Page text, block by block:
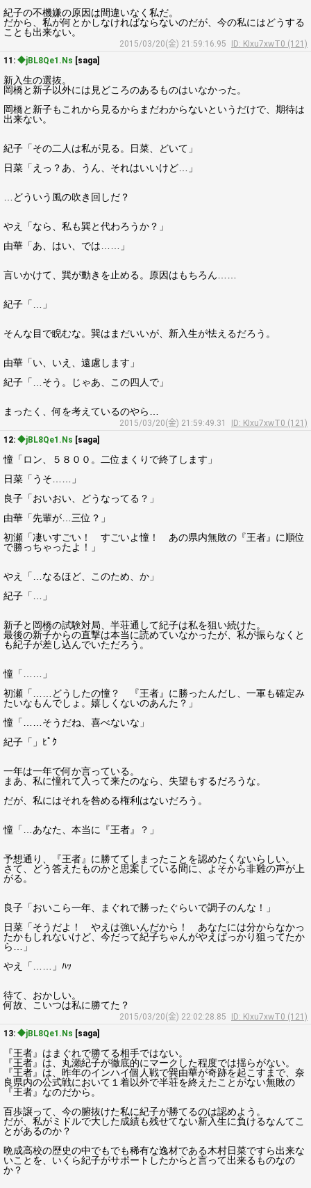
紀子の不機嫌の原因は間違いなく私だ。
だから、私が何とかしなければならないのだが、今の私にはどうする
ことも出来ない。
2015/03/20(金) 21:59:16.95
ID: KIxu7xwT0 (121)
11: ◆jBL8Qe1.Ns [saga]
新入生の選抜。
岡橋と新子以外には見どころのあるものはいなかった。
岡橋と新子もこれから見るからまだわからないというだけで、期待は
出来ない。
紀子「その二人は私が見る。日菜、どいて」
日菜「えっ？あ、うん、それはいいけど…」
…どういう風の吹き回しだ？
やえ「なら、私も巽と代わろうか？」
由華「あ、はい、では……」
言いかけて、巽が動きを止める。原因はもちろん……
紀子「…」
そんな目で睨むな。巽はまだいいが、新入生が怯えるだろう。
由華「い、いえ、遠慮します」
紀子「…そう。じゃあ、この四人で」
まったく、何を考えているのやら…
2015/03/20(金) 21:59:49.31
ID: KIxu7xwT0 (121)
12: ◆jBL8Qe1.Ns [saga]
憧「ロン、５８００。二位まくりで終了します」
日菜「うそ……」
良子「おいおい、どうなってる？」
由華「先輩が…三位？」
初瀬「凄いすごい！ すごいよ憧！ あの県内無敗の『王者』に順位
で勝っちゃったよ！」
やえ「…なるほど、このため、か」
紀子「…」
新子と岡橋の試験対局、半荘通して紀子は私を狙い続けた。
最後の新子からの直撃は本当に読めていなかったが、私が振らなくと
も紀子が差し込んでいただろう。
憧「……」
初瀬「……どうしたの憧？ 『王者』に勝ったんだし、一軍も確定み
たいなもんでしょ。嬉しくないのあんた？」
憧「……そうだね、喜べないな」
紀子「」ﾋﾟｸ
一年は一年で何か言っている。
まあ、私に憧れて入って来たのなら、失望もするだろうな。
だが、私にはそれを咎める権利はないだろう。
憧「…あなた、本当に『王者』？」
予想通り、『王者』に勝ててしまったことを認めたくないらしい。
さて、どう答えたものかと思案している間に、よそから非難の声が上
がる。
良子「おいこら一年、まぐれで勝ったぐらいで調子のんな！」
日菜「そうだよ！ やえは強いんだから！ あなたには分からなかっ
たかもしれないけど、今だって紀子ちゃんがやえばっかり狙ってたか
ら…」
やえ「……」ﾊｯ
待て、おかしい。
何故、こいつは私に勝てた？
2015/03/20(金) 22:02:28.85
ID: KIxu7xwT0 (121)
13: ◆jBL8Qe1.Ns [saga]
『王者』はまぐれで勝てる相手ではない。
『王者』は、丸瀬紀子が徹底的にマークした程度では揺らがない。
『王者』は、昨年のインハイ個人戦で巽由華が奇跡を起こすまで、奈
良県内の公式戦において１着以外で半荘を終えたことがない無敗の
『王者』なのだから。
百歩譲って、今の腑抜けた私に紀子が勝てるのは認めよう。
だが、私がミドルで大した成績も残せてない新入生に負けるなんてこ
とがあるのか？
晩成高校の歴史の中でもでも稀有な逸材である木村日菜ですら出来な
いことを、いくら紀子がサポートしたからと言って出来るものなの
か？